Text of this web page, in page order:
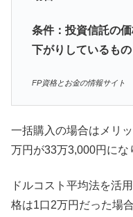
条件：投資信託の
下がりしているも
FP資格とお金の情報サイト
一括購入の場合はメリ
万円が33万3,000円にな
ドルコスト平均法を活
格は1口2万円だった場